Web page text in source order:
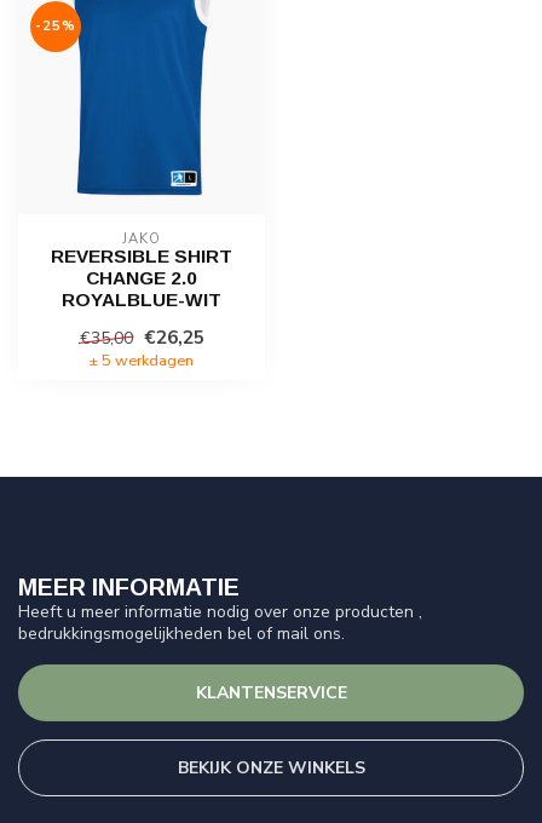
-25%
JAKO
REVERSIBLE SHIRT
CHANGE 2.0
ROYALBLUE-WIT
€35,00 €26,25
± 5 werkdagen
MEER INFORMATIE
Heeft u meer informatie nodig over onze producten ,
bedrukkingsmogelijkheden bel of mail ons.
KLANTENSERVICE
BEKIJK ONZE WINKELS